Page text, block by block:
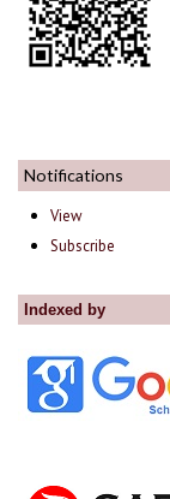
Notifications
View
Subscribe
Indexed by